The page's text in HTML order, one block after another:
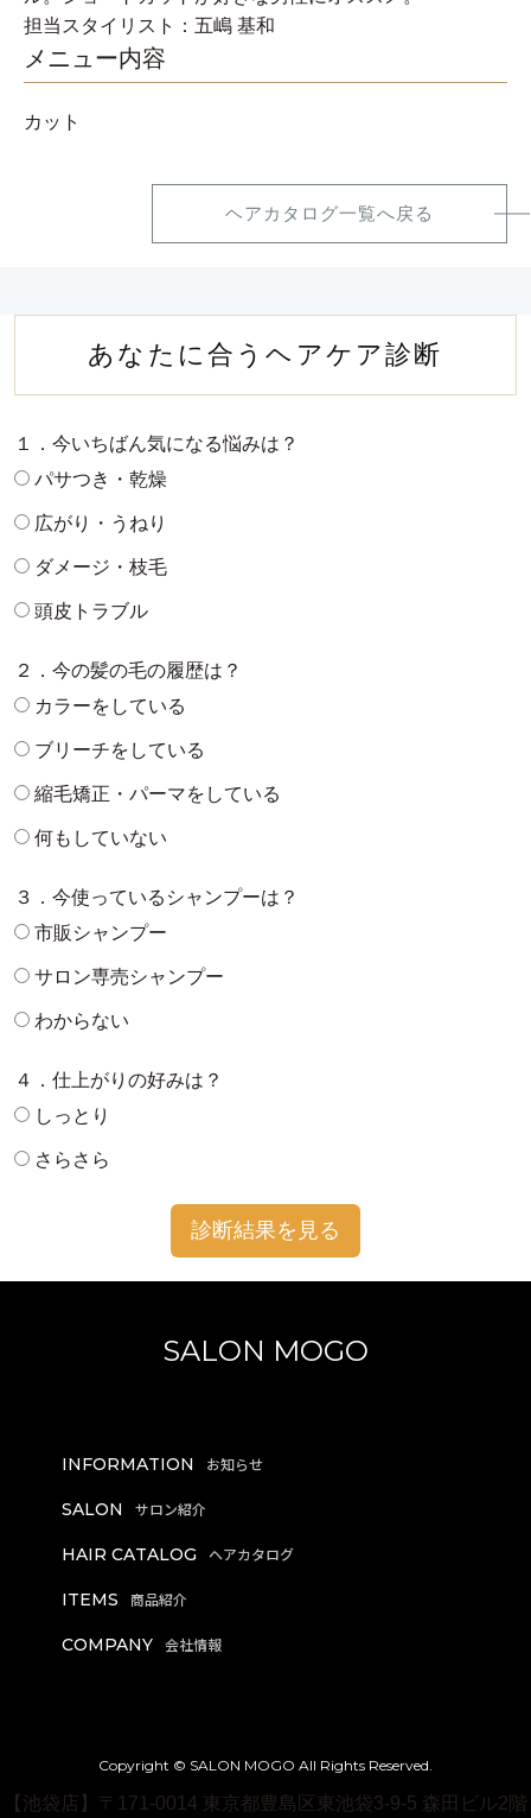
担当スタイリスト：五嶋 基和
メニュー内容
カット
ヘアカタログ一覧へ戻る
あなたに合うヘアケア診断
１．今いちばん気になる悩みは？
パサつき・乾燥
広がり・うねり
ダメージ・枝毛
頭皮トラブル
２．今の髪の毛の履歴は？
カラーをしている
ブリーチをしている
縮毛矯正・パーマをしている
何もしていない
３．今使っているシャンプーは？
市販シャンプー
サロン専売シャンプー
わからない
４．仕上がりの好みは？
しっとり
さらさら
診断結果を見る
SALON MOGO
INFORMATION
SALON
HAIR CATALOG
ITEMS
COMPANY
Copyright © SALON MOGO All Rights Reserved.
【池袋店】〒171-0014 東京都豊島区東池袋3-9-5 森田ビル2階